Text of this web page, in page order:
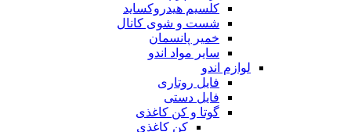
کلسیم هیدروکساید
شست و شوی کانال
خمیر پانسمان
سایر مواد اندو
لوازم اندو
فایل روتاری
فایل دستی
گوتا و کن کاغذی
کن کاغذی